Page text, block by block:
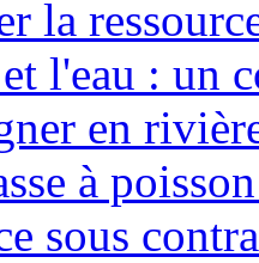
la
l'eau : un
en
à
sous